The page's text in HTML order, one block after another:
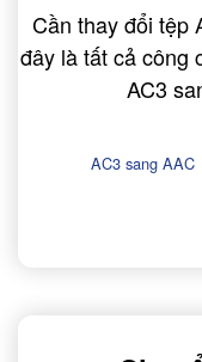
Cần thay đổi tệp
đây là tất cả công
AC3
AC3 sang AAC